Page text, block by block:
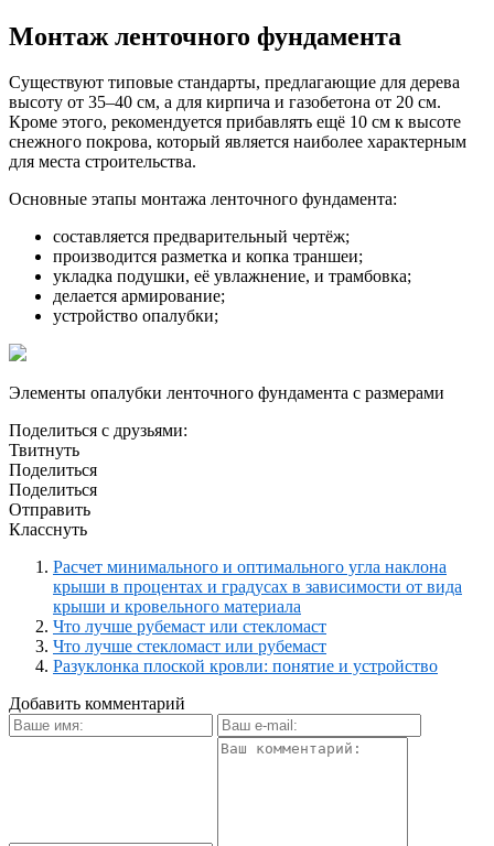
Монтаж ленточного фундамента
Существуют типовые стандарты, предлагающие для дерева
высоту от 35–40 см, а для кирпича и газобетона от 20 см.
Кроме этого, рекомендуется прибавлять ещё 10 см к высоте
снежного покрова, который является наиболее характерным
для места строительства.
Основные этапы монтажа ленточного фундамента:
составляется предварительный чертёж;
производится разметка и копка траншеи;
укладка подушки, её увлажнение, и трамбовка;
делается армирование;
устройство опалубки;
Элементы опалубки ленточного фундамента с размерами
Поделиться с друзьями:
Твитнуть
Поделиться
Поделиться
Отправить
Класснуть
Расчет минимального и оптимального угла наклона
крыши в процентах и градусах в зависимости от вида
крыши и кровельного материала
Что лучше рубемаст или стекломаст
Что лучше стекломаст или рубемаст
Разуклонка плоской кровли: понятие и устройство
Добавить комментарий